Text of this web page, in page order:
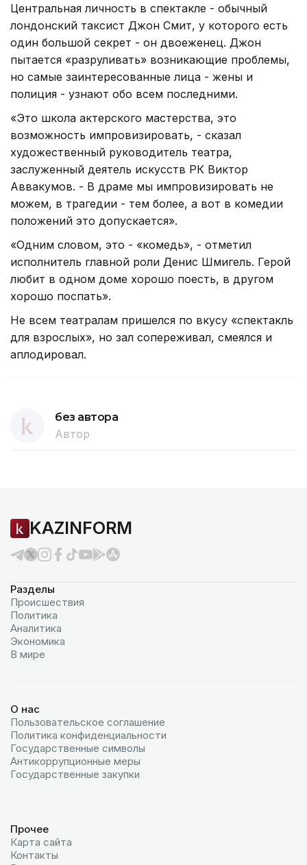
Центральная личность в спектакле - обычный
лондонский таксист Джон Смит, у которого есть
один большой секрет - он двоеженец. Джон
пытается «разруливать» возникающие проблемы,
но самые заинтересованные лица - жены и
полиция - узнают обо всем последними.
«Это школа актерского мастерства, это
возможность импровизировать, - сказал
художественный руководитель театра,
заслуженный деятель искусств РК Виктор
Аввакумов. - В драме мы импровизировать не
можем, в трагедии - тем более, а вот в комедии
положений это допускается».
«Одним словом, это - «комедь», - отметил
исполнитель главной роли Денис Шмигель. Герой
любит в одном доме хорошо поесть, в другом
хорошо поспать».
Не всем театралам пришелся по вкусу «спектакль
для взрослых», но зал сопереживал, смеялся и
аплодировал.
без автора
Автор
KAZINFORM
Разделы
Происшествия
Политика
Аналитика
Экономика
В мире
О нас
Пользовательское соглашение
Политика конфиденциальности
Государственные символы
Антикоррупционные меры
Государственные закупки
Прочее
Карта сайта
Контакты